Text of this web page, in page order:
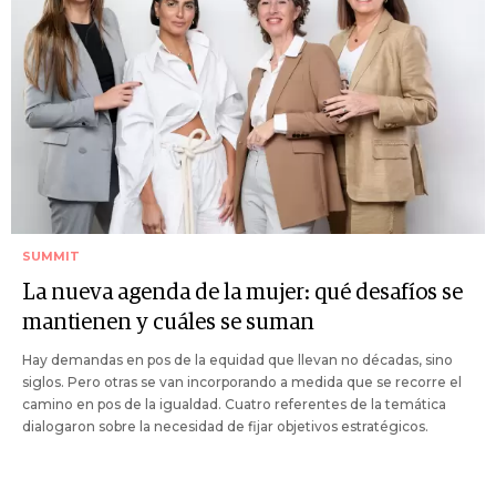
SUMMIT
La nueva agenda de la mujer: qué desafíos se
mantienen y cuáles se suman
Hay demandas en pos de la equidad que llevan no décadas, sino
siglos. Pero otras se van incorporando a medida que se recorre el
camino en pos de la igualdad. Cuatro referentes de la temática
dialogaron sobre la necesidad de fijar objetivos estratégicos.